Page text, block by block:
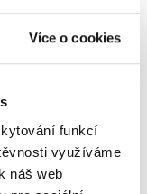
Více o cookies
funkcí
využíváme
náš web
hororového
filmu
, Petr Cífka
Václav Rybář,